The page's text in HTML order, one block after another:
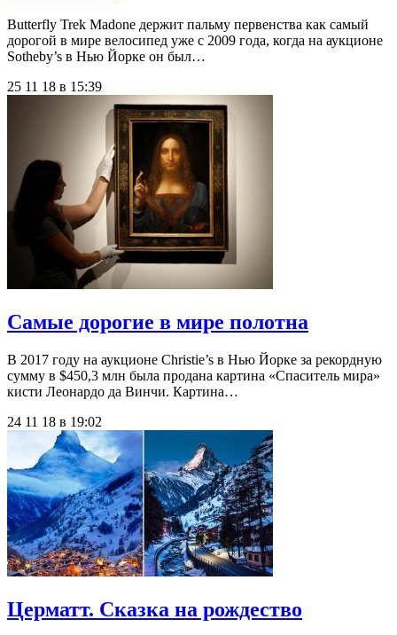
Butterfly Trek Madone держит пальму первенства как самый
дорогой в мире велосипед уже с 2009 года, когда на аукционе
Sotheby’s в Нью Йорке он был…
25 11 18 в 15:39
Самые дорогие в мире полотна
В 2017 году на аукционе Christie’s в Нью Йорке за рекордную
сумму в $450,3 млн была продана картина «Спаситель мира»
кисти Леонардо да Винчи. Картина…
24 11 18 в 19:02
Церматт. Сказка на рождество